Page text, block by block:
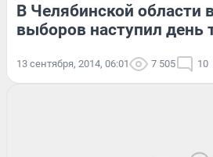
В Челябинской области
выборов наступил день
13 сентября, 2014, 06:01 7 505 10